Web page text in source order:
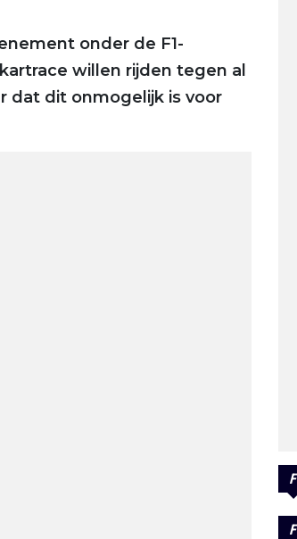
onder de F1-
willen rijden tegen al
dat dit onmogelijk is voor